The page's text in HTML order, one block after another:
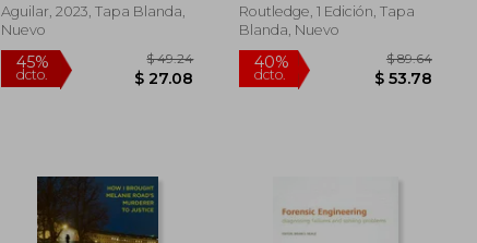
Aguilar, 2023, Tapa Blanda,
Nuevo
Scudellari
Routledge, 1 Edición, Tapa
Blanda, Nuevo